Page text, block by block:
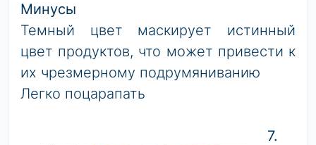
Минусы
Темный цвет маскирует истинный
цвет продуктов, что может привести к
их чрезмерному подрумяниванию
Легко поцарапать
7.